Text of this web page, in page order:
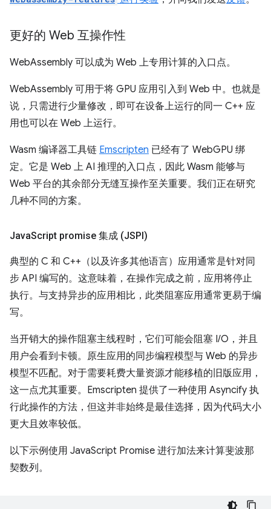
更好的 Web 互操作性
WebAssembly 可以成为 Web 上专用计算的入口点。
WebAssembly 可用于将 GPU 应用引入到 Web 中。也就是
说，只需进行少量修改，即可在设备上运行的同一 C++ 应
用也可以在 Web 上运行。
Wasm 编译器工具链 Emscripten 已经有了 WebGPU 绑
定。它是 Web 上 AI 推理的入口点，因此 Wasm 能够与
Web 平台的其余部分无缝互操作至关重要。我们正在研究
几种不同的方案。
JavaScript promise 集成 (JSPI)
典型的 C 和 C++（以及许多其他语言）应用通常是针对同
步 API 编写的。这意味着，在操作完成之前，应用将停止
执行。与支持异步的应用相比，此类阻塞应用通常更易于编
写。
当开销大的操作阻塞主线程时，它们可能会阻塞 I/O，并且
用户会看到卡顿。原生应用的同步编程模型与 Web 的异步
模型不匹配。对于需要耗费大量资源才能移植的旧版应用，
这一点尤其重要。Emscripten 提供了一种使用 Asyncify 执
行此操作的方法，但这并非始终是最佳选择，因为代码大小
更大且效率较低。
以下示例使用 JavaScript Promise 进行加法来计算斐波那
契数列。